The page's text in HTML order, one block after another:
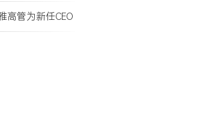
高管为新任CEO